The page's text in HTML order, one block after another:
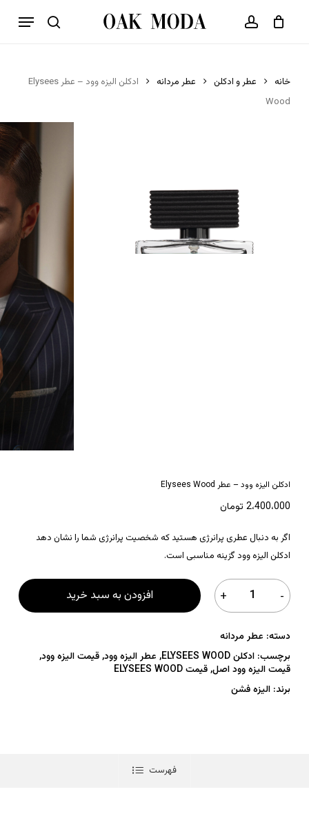
جستجو حساب کاربری
فهرست
سبد خرید بستن
خانه عطر و ادکلن عطر مردانه
ادکلن الیزه وود – عطر Elysees
Wood
ادکلن الیزه وود – عطر Elysees Wood
2،400،000 تومان
اگر به دنبال عطری پرانرژی هستید که شخصیت پرانرژی شما را نشان دهد
ادکلن الیزه وود گزینه مناسبی است.
افزودن به سبد خرید
دسته: عطر مردانه
برچسب: ادکلن ELYSEES WOOD , عطر الیزه وود,قیمت الیزه وود,
قیمت الیزه وود اصل,قیمت ELYSEES WOOD
برند: الیزه فشن
فهرست